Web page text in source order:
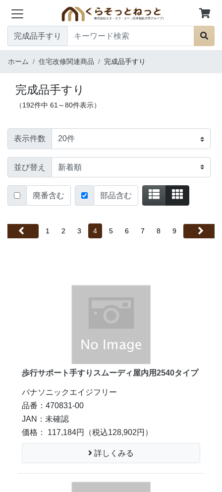
完成品手すり
ホーム 住宅改修関連商品 完成品手すり
完成品手すり
（192件中 61～80件表示）
表示件数
並び替え
廃番含む 部品含む
1 2 3 4 5 6 7 8 9
歩行サポート手すりスムーディ屋内用2540タイプ
パナソニックエイジフリー
品番：470831-00
JAN：未確認
価格： 117,184円
（税込128,902円）
詳しくみる